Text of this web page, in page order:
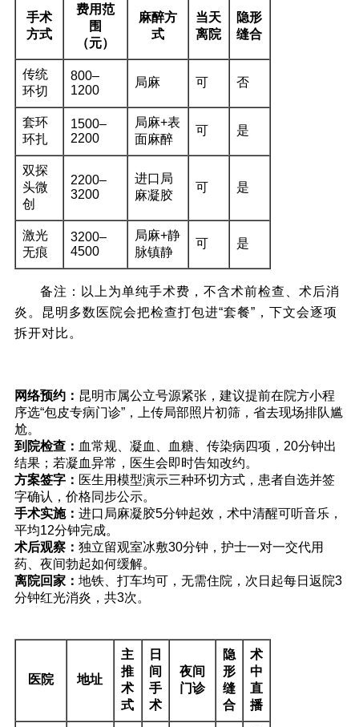
手术
方式
费用范
围
（元）
麻醉方
式
当天
离院
隐形
缝合
传统
环切
800–
1200
局麻 可 否
套环
环扎
1500–
2200
局麻+表
面麻醉
可 是
双探
头微
创
2200–
3200
进口局
麻凝胶
可 是
激光
无痕
3200–
4500
局麻+静
脉镇静
可 是
备注：以上为单纯手术费，不含术前检查、术后消
炎。昆明多数医院会把检查打包进“套餐”，下文会逐项
拆开对比。
网络预约： 昆明市属公立号源紧张，建议提前在院方小程
序选“包皮专病门诊”，上传局部照片初筛，省去现场排队尴
尬。
到院检查： 血常规、凝血、血糖、传染病四项，20分钟出
结果；若凝血异常，医生会即时告知改约。
方案签字： 医生用模型演示三种环切方式，患者自选并签
字确认，价格同步公示。
手术实施： 进口局麻凝胶5分钟起效，术中清醒可听音乐，
平均12分钟完成。
术后观察： 独立留观室冰敷30分钟，护士一对一交代用
药、夜间勃起如何缓解。
离院回家： 地铁、打车均可，无需住院，次日起每日返院3
分钟红光消炎，共3次。
医院 地址
主
推
术
式
日
间
手
术
夜间
门诊
隐
形
缝
合
术
中
直
播